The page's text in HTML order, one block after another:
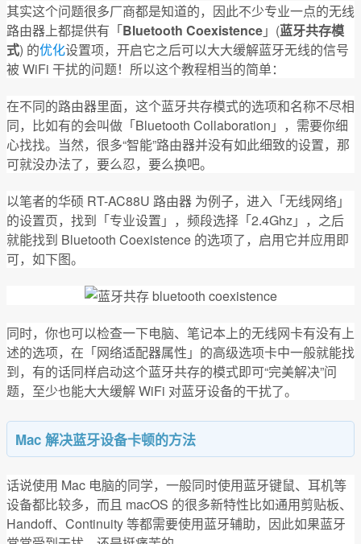
其实这个问题很多厂商都是知道的，因此不少专业一点的无线
路由器上都提供有「Bluetooth Coexistence」(蓝牙共存模
式) 的优化设置项，开启它之后可以大大缓解蓝牙无线的信号
被 WiFi 干扰的问题！所以这个教程相当的简单：
在不同的路由器里面，这个蓝牙共存模式的选项和名称不尽相
同，比如有的会叫做「Bluetooth Collaboration」，需要你细
心找找。当然，很多“智能”路由器并没有如此细致的设置，那
可就没办法了，要么忍，要么换吧。
以笔者的华硕 RT-AC88U 路由器 为例子，进入「无线网络」
的设置页，找到「专业设置」，频段选择「2.4Ghz」，之后
就能找到 Bluetooth Coexistence 的选项了，启用它并应用即
可，如下图。
同时，你也可以检查一下电脑、笔记本上的无线网卡有没有上
述的选项，在「网络适配器属性」的高级选项卡中一般就能找
到，有的话同样启动这个蓝牙共存的模式即可“完美解决”问
题，至少也能大大缓解 WiFi 对蓝牙设备的干扰了。
Mac 解决蓝牙设备卡顿的方法
话说使用 Mac 电脑的同学，一般同时使用蓝牙键鼠、耳机等
设备都比较多，而且 macOS 的很多新特性比如通用剪贴板、
Handoff、Continuity 等都需要使用蓝牙辅助，因此如果蓝牙